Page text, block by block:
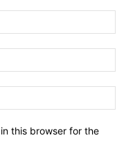
this browser for the